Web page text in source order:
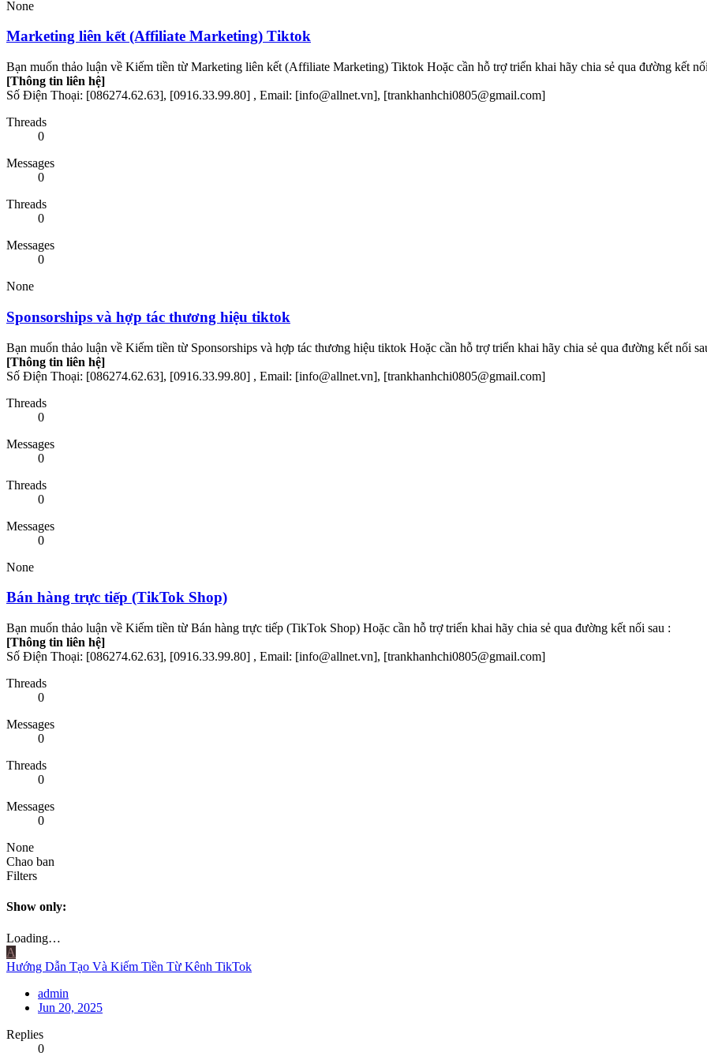
None
Marketing liên kết (Affiliate Marketing) Tiktok
Bạn muốn thảo luận về Kiếm tiền từ Marketing liên kết (Affiliate Marketing) Tiktok Hoặc cần hỗ trợ triển khai hãy chia sẻ qua đường kết
[Thông tin liên hệ]
Số Điện Thoại: [086274.62.63], [0916.33.99.80] , Email: [info@allnet.vn], [trankhanhchi0805@gmail.com]
Threads
0
Messages
0
Threads
0
Messages
0
None
Sponsorships và hợp tác thương hiệu tiktok
Bạn muốn thảo luận về Kiếm tiền từ Sponsorships và hợp tác thương hiệu tiktok Hoặc cần hỗ trợ triển khai hãy chia sẻ qua đường kết nối
[Thông tin liên hệ]
Số Điện Thoại: [086274.62.63], [0916.33.99.80] , Email: [info@allnet.vn], [trankhanhchi0805@gmail.com]
Threads
0
Messages
0
Threads
0
Messages
0
None
Bán hàng trực tiếp (TikTok Shop)
Bạn muốn thảo luận về Kiếm tiền từ Bán hàng trực tiếp (TikTok Shop) Hoặc cần hỗ trợ triển khai hãy chia sẻ qua đường kết nối sau :
[Thông tin liên hệ]
Số Điện Thoại: [086274.62.63], [0916.33.99.80] , Email: [info@allnet.vn], [trankhanhchi0805@gmail.com]
Threads
0
Messages
0
Threads
0
Messages
0
None
Chao ban
Filters
Show only:
Loading…
A
Hướng Dẫn Tạo Và Kiếm Tiền Từ Kênh TikTok
admin
Jun 20, 2025
Replies
0